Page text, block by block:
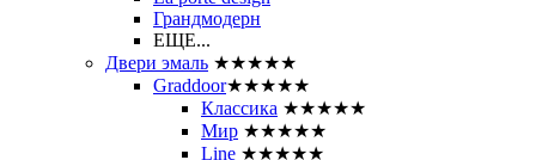
Грандмодерн
ЕЩЕ...
Двери эмаль ★★★★★
Graddoor★★★★★
Классика ★★★★★
Мир ★★★★★
Line ★★★★★